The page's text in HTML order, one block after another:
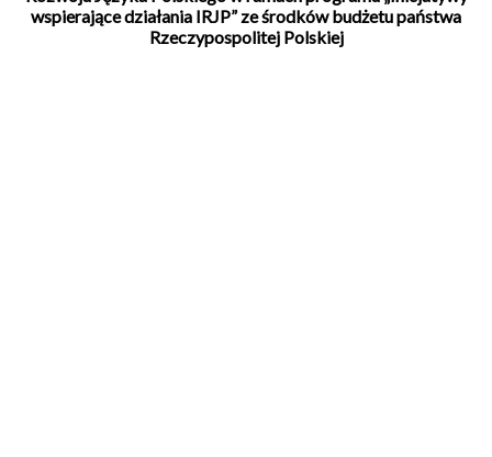
wspierające działania IRJP” ze środków budżetu państwa
Rzeczypospolitej Polskiej